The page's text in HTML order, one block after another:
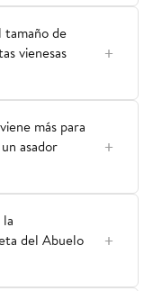
tamaño de
vienesas
más para
asador
del Abuelo